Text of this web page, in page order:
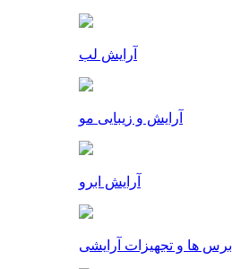
آرایش لب
آرایش و زیبایی مو
آرایش ابرو
برس ها و تجهیزات آرایشی